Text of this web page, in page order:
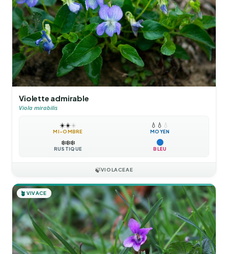
Violette admirable
Viola mirabilis
☀️☀️☀️
MI-OMBRE
💧 💧 💧
MOYEN
❄️❄️❄️
RUSTIQUE BLEU
🍃VIOLACEAE
🪴 VIVACE